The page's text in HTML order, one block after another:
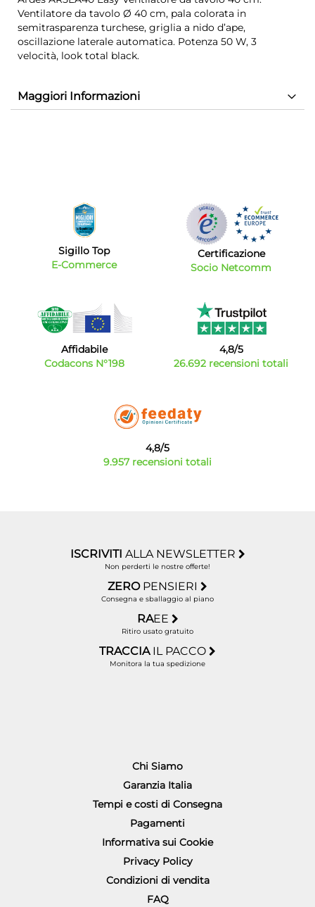
Ventilatore da tavolo Ø 40 cm, pala colorata in
semitrasparenza turchese, griglia a nido d’ape,
oscillazione laterale automatica. Potenza 50 W, 3
velocità, look total black.
Maggiori Informazioni
Sigillo Top
E-Commerce
Certificazione
Socio Netcomm
Affidabile
Codacons N°198
4,8/5
26.692 recensioni totali
4,8/5
9.957 recensioni totali
ISCRIVITI ALLA NEWSLETTER
Non perderti le nostre offerte!
ZERO PENSIERI
Consegna e sballaggio al piano
RAEE
Ritiro usato gratuito
TRACCIA IL PACCO
Monitora la tua spedizione
Chi Siamo
Garanzia Italia
Tempi e costi di Consegna
Pagamenti
Informativa sui Cookie
Privacy Policy
Condizioni di vendita
FAQ